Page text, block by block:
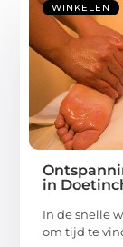
WINKELEN
in
In de snelle
om tijd te